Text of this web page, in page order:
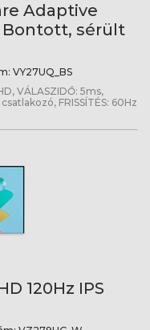
Adaptive
Bontott, sérült
VY27UQ_BS
VÁLASZIDŐ: 5ms,
FRISSÍTÉS: 60Hz
120Hz IPS